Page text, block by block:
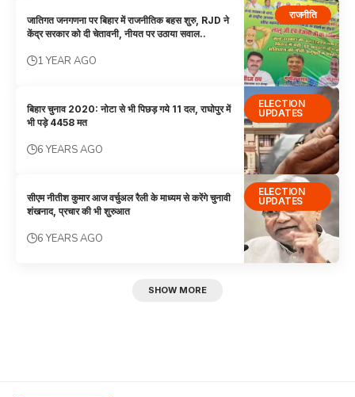
राजनीति
जातिगत जनगणना पर बिहार में राजनीतिक बहस शुरु, RJD ने
केंद्र सरकार को दी चेतावनी, नीयत पर उठाया सवाल..
1 YEAR AGO
ELECTION
UPDATES
बिहार चुनाव 2020: नोटा से भी पिछड़ गये 11 दल, राघोपुर में
भी पड़े 4458 मत
6 YEARS AGO
ELECTION
UPDATES
सीएम नीतीश कुमार आज वर्चुअल रैली के माध्यम से करेंगे चुनावी
शंखनाद, प्रचार की भी शुरुआत
6 YEARS AGO
SHOW MORE